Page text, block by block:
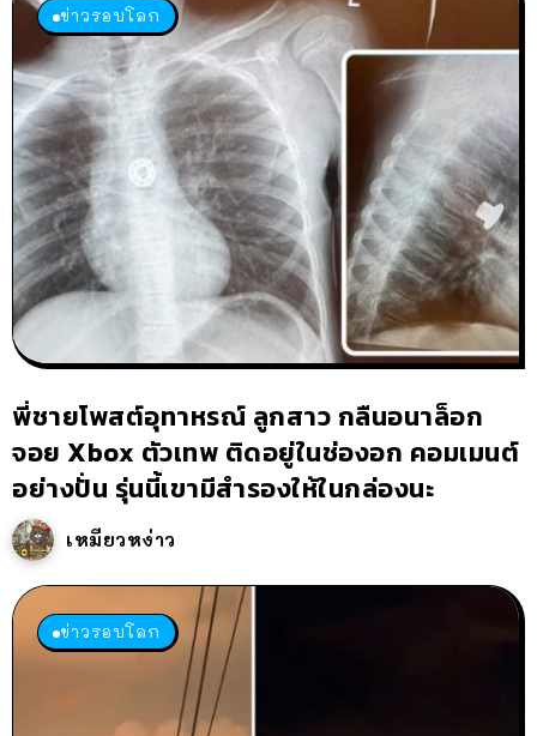
ข่าวรอบโลก
พี่ชายโพสต์อุทาหรณ์ ลูกสาว กลืนอนาล็อก
จอย Xbox ตัวเทพ ติดอยู่ในช่องอก คอมเมนต์
อย่างปั่น รุ่นนี้เขามีสำรองให้ในกล่องนะ
เหมียวหง่าว
ข่าวรอบโลก